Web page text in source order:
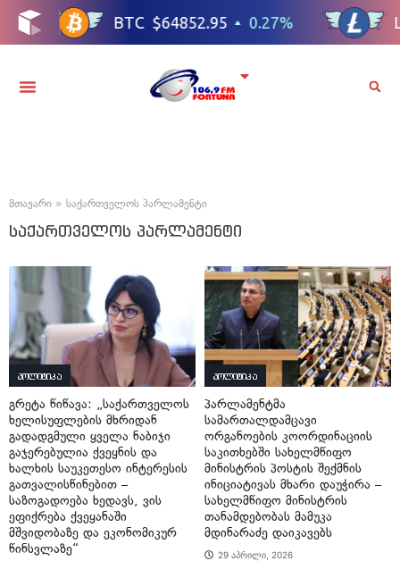
მთავარი » საქართველოს პარლამენტი
საქართველოს პარლამენტი
პოლიტიკა
გრეტა წიწავა: „საქართველოს
ხელისუფლების მხრიდან
გადადგმული ყველა ნაბიჯი
გაჯერებულია ქვეყნის და
ხალხის საუკეთესო ინტერესის
გათვალისწინებით –
საზოგადოება ხედავს, ვის
ეფიქრება ქვეყანაში
მშვიდობაზე და ეკონომიკურ
წინსვლაზე“
პოლიტიკა
პარლამენტმა
სამართალდამცავი
ორგანოების კოორდინაციის
საკითხებში სახელმწიფო
მინისტრის პოსტის შექმნის
ინიციატივას მხარი დაუჭირა –
სახელმწიფო მინისტრის
თანამდებობას მამუკა
მდინარაძე დაიკავებს
29 აპრილი, 2026